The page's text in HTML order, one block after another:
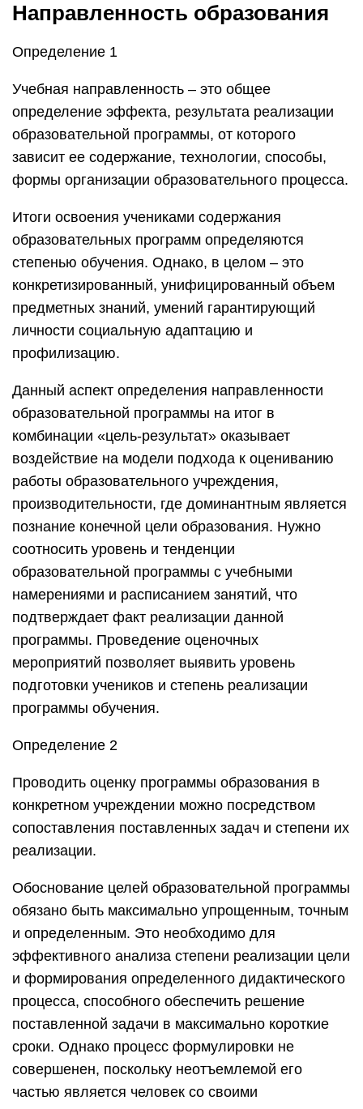
Направленность образования
Определение 1
Учебная направленность – это общее
определение эффекта, результата реализации
образовательной программы, от которого
зависит ее содержание, технологии, способы,
формы организации образовательного процесса.
Итоги освоения учениками содержания
образовательных программ определяются
степенью обучения. Однако, в целом – это
конкретизированный, унифицированный объем
предметных знаний, умений гарантирующий
личности социальную адаптацию и
профилизацию.
Данный аспект определения направленности
образовательной программы на итог в
комбинации «цель-результат» оказывает
воздействие на модели подхода к оцениванию
работы образовательного учреждения,
производительности, где доминантным является
познание конечной цели образования. Нужно
соотносить уровень и тенденции
образовательной программы с учебными
намерениями и расписанием занятий, что
подтверждает факт реализации данной
программы. Проведение оценочных
мероприятий позволяет выявить уровень
подготовки учеников и степень реализации
программы обучения.
Определение 2
Проводить оценку программы образования в
конкретном учреждении можно посредством
сопоставления поставленных задач и степени их
реализации.
Обоснование целей образовательной программы
обязано быть максимально упрощенным, точным
и определенным. Это необходимо для
эффективного анализа степени реализации цели
и формирования определенного дидактического
процесса, способного обеспечить решение
поставленной задачи в максимально короткие
сроки. Однако процесс формулировки не
совершенен, поскольку неотъемлемой его
частью является человек со своими